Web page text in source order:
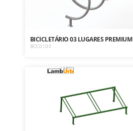
BICICLETÁRIO 03 LUGARES PREMIUM
BCC0103